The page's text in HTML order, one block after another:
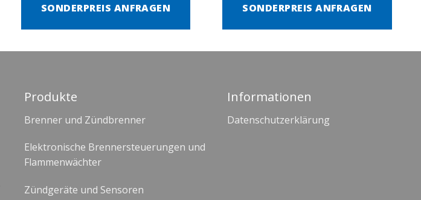
SONDERPREIS ANFRAGEN SONDERPREIS ANFRAGEN
Produkte
Brenner und Zündbrenner
Elektronische Brennersteuerungen und
Flammenwächter
Zündgeräte und Sensoren
Informationen
Datenschutzerklärung